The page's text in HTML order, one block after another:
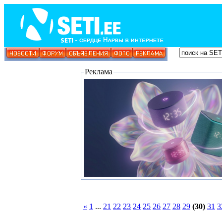
Реклама
« 1 ... 21 22 23 24 25 26 27 28 29 (30) 31